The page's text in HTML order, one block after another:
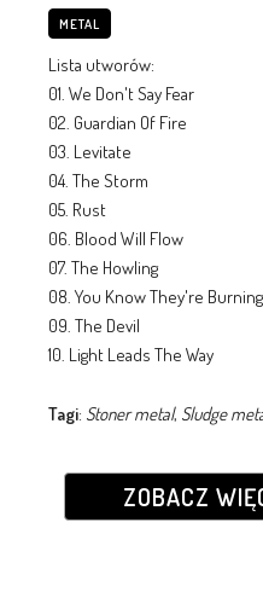
METAL
Lista utworów:
01. We Don't Say Fear
02. Guardian Of Fire
03. Levitate
04. The Storm
05. Rust
06. Blood Will Flow
07. The Howling
08. You Know They're
09. The Devil
10. Light Leads The Way
Tagi: Stoner metal, Sludge
ZOBACZ